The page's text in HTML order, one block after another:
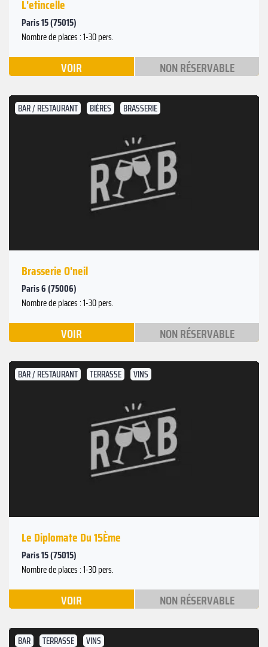
L'etincelle
Paris 15 (75015)
Nombre de places : 1-30 pers.
VOIR NON RÉSERVABLE
BAR / RESTAURANT BIÈRES BRASSERIE
Brasserie O'neil
Paris 6 (75006)
Nombre de places : 1-30 pers.
VOIR NON RÉSERVABLE
BAR / RESTAURANT TERRASSE VINS
Le Diplomate Du 15Ème
Paris 15 (75015)
Nombre de places : 1-30 pers.
VOIR NON RÉSERVABLE
BAR TERRASSE VINS